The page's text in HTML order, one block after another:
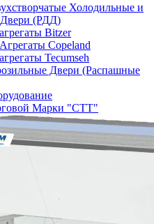
Холодильные и
(РДД)
Bitzer
Copeland
Tecumseh
Двери (Распашные
Марки "СТТ"